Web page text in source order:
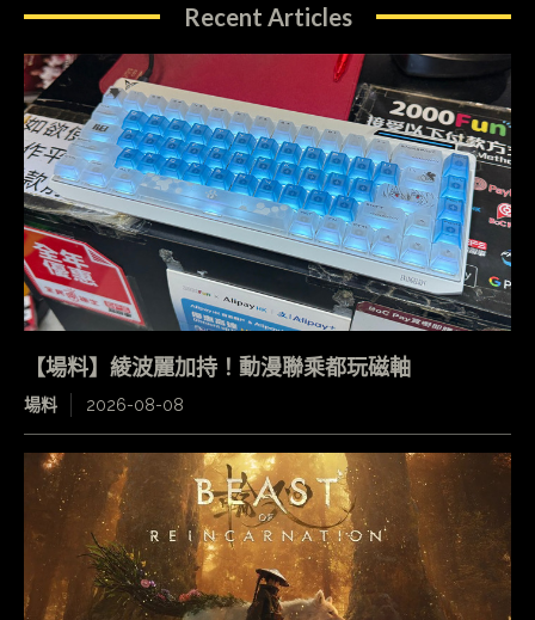
Recent Articles
【場料】綾波麗加持！動漫聯乘都玩磁軸
場料 2026-08-08